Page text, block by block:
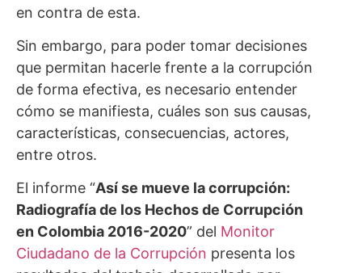
en contra de esta.
Sin embargo, para poder tomar decisiones
que permitan hacerle frente a la corrupción
de forma efectiva, es necesario entender
cómo se manifiesta, cuáles son sus causas,
características, consecuencias, actores,
entre otros.
El informe “Así se mueve la corrupción:
Radiografía de los Hechos de Corrupción
en Colombia 2016-2020” del Monitor
Ciudadano de la Corrupción presenta los